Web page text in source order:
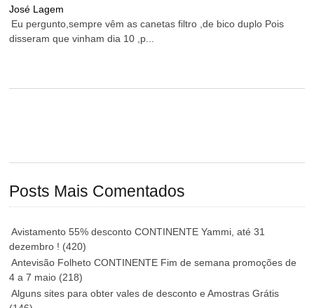
José Lagem
Eu pergunto,sempre vêm as canetas filtro ,de bico duplo Pois
disseram que vinham dia 10 ,p...
Posts Mais Comentados
Avistamento 55% desconto CONTINENTE Yammi, até 31
dezembro ! (420)
Antevisão Folheto CONTINENTE Fim de semana promoções de
4 a 7 maio (218)
Alguns sites para obter vales de desconto e Amostras Grátis